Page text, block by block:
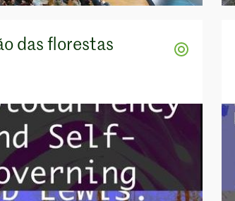
das florestas